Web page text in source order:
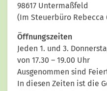
98617 Untermaßfeld
(Im Steuerbüro Rebecca
Öffnungszeiten
Jeden 1. und 3.
von 17.30 – 19.00 Uhr
Ausgenommen sind
In diesen Zeiten ist die